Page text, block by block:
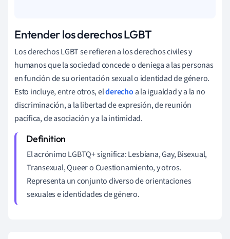
Entender los derechos LGBT
Los derechos LGBT se refieren a los derechos civiles y
humanos que la sociedad concede o deniega a las personas
en función de su orientación sexual o identidad de género.
Esto incluye, entre otros, elderecho a la igualdad y a la no
discriminación, a la libertad de expresión, de reunión
pacífica, de asociación y a la intimidad.
El acrónimo LGBTQ+ significa: Lesbiana, Gay, Bisexual,
Transexual, Queer o Cuestionamiento, y otros.
Representa un conjunto diverso de orientaciones
sexuales e identidades de género.